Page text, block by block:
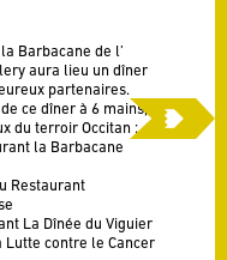
Barbacane de l’
aura lieu un dîner
partenaires.
ce dîner à 6 mains,
du terroir Occitan :
la Barbacane
Restaurant
La Dînée du Viguier
Lutte contre le Cancer